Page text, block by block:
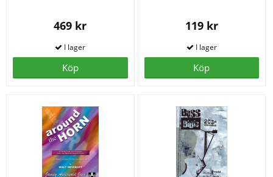
469 kr
Köp
119 kr
Köp